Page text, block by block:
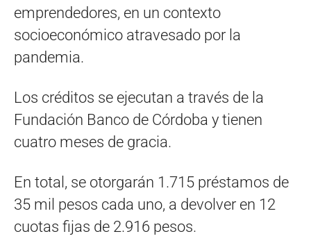
emprendedores, en un contexto
socioeconómico atravesado por la
pandemia.
Los créditos se ejecutan a través de la
Fundación Banco de Córdoba y tienen
cuatro meses de gracia.
En total, se otorgarán 1.715 préstamos de
35 mil pesos cada uno, a devolver en 12
cuotas fijas de 2.916 pesos.